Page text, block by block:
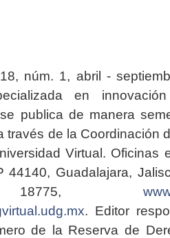
núm. 1, abril -
en
publica de manera
través de la Coordinación
Virtual. Oficinas
44140, Guadalajara,
. Editor
de la Reserva de